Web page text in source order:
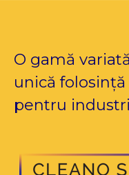
O gamă
unică
pentru